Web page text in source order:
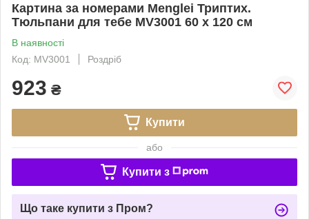
Картина за номерами Menglei Триптих.
Тюльпани для тебе MV3001 60 х 120 см
В наявності
Код: MV3001
Роздріб
923 ₴
Купити
або
Купити з
Що таке купити з Пром?